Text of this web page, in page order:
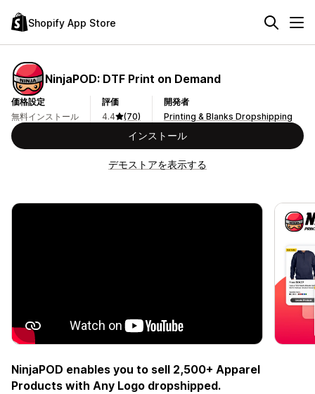
Shopify App Store
NinjaPOD: DTF Print on Demand
価格設定
無料インストール
評価
4.4
(70)
開発者
Printing & Blanks Dropshipping
インストール
デモストアを表示する
NinjaPOD enables you to sell 2,500+ Apparel
Products with Any Logo dropshipped.